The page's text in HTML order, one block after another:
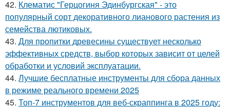
42. Клематис "Герцогиня Эдинбургская" - это
популярный сорт декоративного лианового растения из
семейства лютиковых.
43. Для пропитки древесины существует несколько
эффективных средств, выбор которых зависит от целей
обработки и условий эксплуатации.
44. Лучшие бесплатные инструменты для сбора данных
в режиме реального времени 2025
45. Топ-7 инструментов для веб-скраппинга в 2025 году: